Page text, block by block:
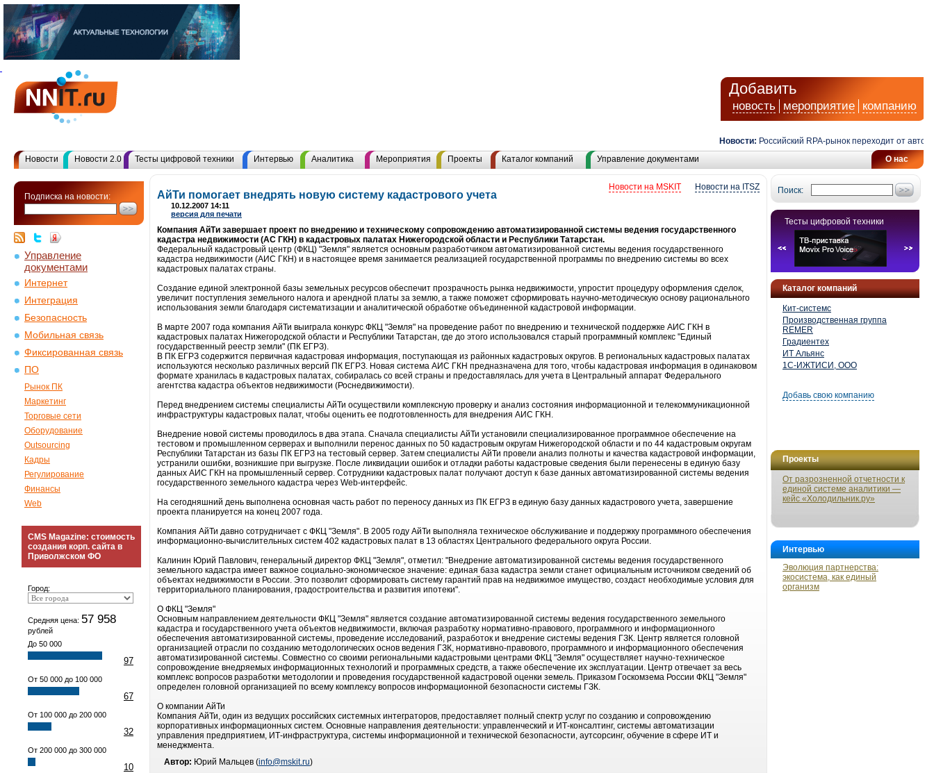
Добавить
новость мероприятие компанию
Новости: Российский RPA-рынок переходит от
О нас
Новости Новости 2.0 Тесты цифровой техники Интервью Аналитика Мероприятия Проекты Каталог компаний Управление документами
Подписка на новости:
Управление
документами
Интернет
Интеграция
Безопасность
Мобильная связь
Фиксированная связь
ПО
Рынок ПК
Маркетинг
Торговые сети
Оборудование
Outsourcing
Кадры
Регулирование
Финансы
Web
CMS Magazine: стоимость
создания корп. сайта в
Приволжском ФО
Город:
Средняя цена: 57 958
рублей
До 50 000
97
От 50 000 до 100 000
67
От 100 000 до 200 000
32
От 200 000 до 300 000
10
Поиск:
Тесты цифровой техники
Каталог компаний
Кит-системс
Производственная группа
REMER
Градиентех
ИТ Альянс
1С-ИЖТИСИ, ООО
Добавь свою компанию
Проекты
От разрозненной отчетности к
единой системе аналитики —
кейс «Холодильник.ру»
Интервью
Эволюция партнерства:
экосистема, как единый
организм
Новости на ITSZ
Новости на MSKIT
АйТи помогает внедрять новую систему кадастрового учета
10.12.2007 14:11
версия для печати
Компания АйТи завершает проект по внедрению и техническому сопровождению автоматизированной системы ведения государственного
кадастра недвижимости (АС ГКН) в кадастровых палатах Нижегородской области и Республики Татарстан.
Федеральный кадастровый центр (ФКЦ) "Земля" является основным разработчиком автоматизированной системы ведения государственного
кадастра недвижимости (АИС ГКН) и в настоящее время занимается реализацией государственной программы по внедрению системы во всех
кадастровых палатах страны.
Создание единой электронной базы земельных ресурсов обеспечит прозрачность рынка недвижимости, упростит процедуру оформления сделок,
увеличит поступления земельного налога и арендной платы за землю, а также поможет сформировать научно-методическую основу рационального
использования земли благодаря систематизации и аналитической обработке объединенной кадастровой информации.
В марте 2007 года компания АйТи выиграла конкурс ФКЦ "Земля" на проведение работ по внедрению и технической поддержке АИС ГКН в
кадастровых палатах Нижегородской области и Республики Татарстан, где до этого использовался старый программный комплекс "Единый
государственный реестр земли" (ПК ЕГРЗ).
В ПК ЕГРЗ содержится первичная кадастровая информация, поступающая из районных кадастровых округов. В региональных кадастровых палатах
используются несколько различных версий ПК ЕГРЗ. Новая система АИС ГКН предназначена для того, чтобы кадастровая информация в одинаковом
формате хранилась в кадастровых палатах, собиралась со всей страны и предоставлялась для учета в Центральный аппарат Федерального
агентства кадастра объектов недвижимости (Роснедвижимости).
Перед внедрением системы специалисты АйТи осуществили комплексную проверку и анализ состояния информационной и телекоммуникационной
инфраструктуры кадастровых палат, чтобы оценить ее подготовленность для внедрения АИС ГКН.
Внедрение новой системы проводилось в два этапа. Сначала специалисты АйТи установили специализированное программное обеспечение на
тестовом и промышленном серверах и выполнили перенос данных по 50 кадастровым округам Нижегородской области и по 44 кадастровым округам
Республики Татарстан из базы ПК ЕГРЗ на тестовый сервер. Затем специалисты АйТи провели анализ полноты и качества кадастровой информации,
устранили ошибки, возникшие при выгрузке. После ликвидации ошибок и отладки работы кадастровые сведения были перенесены в единую базу
данных АИС ГКН на промышленный сервер. Сотрудники кадастровых палат получают доступ к базе данных автоматизированной системы ведения
государственного земельного кадастра через Web-интерфейс.
На сегодняшний день выполнена основная часть работ по переносу данных из ПК ЕГРЗ в единую базу данных кадастрового учета, завершение
проекта планируется на конец 2007 года.
Компания АйТи давно сотрудничает с ФКЦ "Земля". В 2005 году АйТи выполняла техническое обслуживание и поддержку программного обеспечения
информационно-вычислительных систем 402 кадастровых палат в 13 областях Центрального федерального округа России.
Калинин Юрий Павлович, генеральный директор ФКЦ "Земля", отметил: "Внедрение автоматизированной системы ведения государственного
земельного кадастра имеет важное социально-экономическое значение: единая база кадастра земли станет официальным источником сведений об
объектах недвижимости в России. Это позволит сформировать систему гарантий прав на недвижимое имущество, создаст необходимые условия для
территориального планирования, градостроительства и развития ипотеки".
О ФКЦ "Земля"
Основным направлением деятельности ФКЦ "Земля" является создание автоматизированной системы ведения государственного земельного
кадастра и государственного учета объектов недвижимости, включая разработку нормативно-правового, программного и информационного
обеспечения автоматизированной системы, проведение исследований, разработок и внедрение системы ведения ГЗК. Центр является головной
организацией отрасли по созданию методологических основ ведения ГЗК, нормативно-правового, программного и информационного обеспечения
автоматизированной системы. Совместно со своими региональными кадастровыми центрами ФКЦ "Земля" осуществляет научно-техническое
сопровождение внедряемых информационных технологий и программных средств, а также обеспечение их эксплуатации. Центр отвечает за весь
комплекс вопросов разработки методологии и проведения государственной кадастровой оценки земель. Приказом Госкомзема России ФКЦ "Земля"
определен головной организацией по всему комплексу вопросов информационной безопасности системы ГЗК.
О компании АйТи
Компания АйТи, один из ведущих российских системных интеграторов, предоставляет полный спектр услуг по созданию и сопровождению
корпоративных информационных систем. Основные направления деятельности: управленческий и ИТ-консалтинг, системы автоматизации
управления предприятием, ИТ-инфраструктура, системы информационной и технической безопасности, аутсорсинг, обучение в сфере ИТ и
менеджмента.
Автор: Юрий Мальцев (info@mskit.ru)